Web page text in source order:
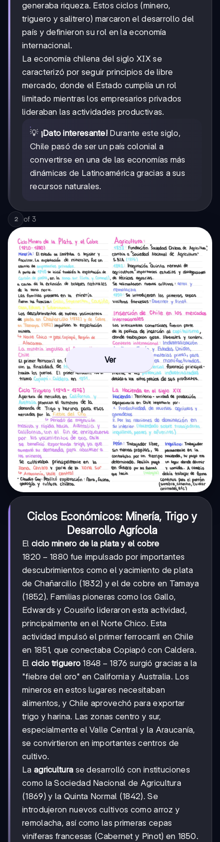
generaba riqueza. Estos ciclos (minero,
triguero y salitrero) marcaron el desarrollo del
país y definieron su rol en la economía
internacional.
La economía chilena del siglo XIX se
caracterizó por seguir principios de libre
mercado, donde el Estado cumplía un rol
limitado mientras los empresarios privados
lideraban las actividades productivas.
💡 ¡Dato interesante! Durante este siglo,
Chile pasó de ser un país colonial a
convertirse en una de las economías más
dinámicas de Latinoamérica gracias a sus
recursos naturales.
2 of 3
Ver
Ciclos Económicos: Minería, Trigo y
Desarrollo Agrícola
El ciclo minero de la plata y el cobre
1820-
1880
1820 − 1880 fue impulsado por importantes
descubrimientos como el yacimiento de plata
de Chañarcillo (1832) y el de cobre en Tamaya
(1852). Familias pioneras como los Gallo,
Edwards y Cousiño lideraron esta actividad,
principalmente en el Norte Chico. Esta
actividad impulsó el primer ferrocarril en Chile
en 1851, que conectaba Copiapó con Caldera.
El ciclo triguero 1848-
1876
1848 − 1876 surgió gracias a la
"fiebre del oro" en California y Australia. Los
mineros en estos lugares necesitaban
alimentos, y Chile aprovechó para exportar
trigo y harina. Las zonas centro y sur,
especialmente el Valle Central y la Araucanía,
se convirtieron en importantes centros de
cultivo.
La agricultura se desarrolló con instituciones
como la Sociedad Nacional de Agricultura
(1869) y la Quinta Normal (1842). Se
introdujeron nuevos cultivos como arroz y
remolacha, así como las primeras cepas
viníferas francesas (Cabernet y Pinot) en 1850.